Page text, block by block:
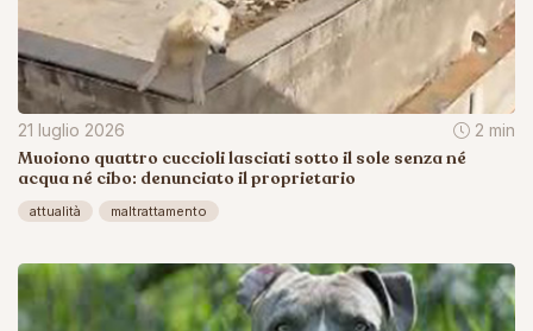
21 luglio 2026 2 min
Muoiono quattro cuccioli lasciati sotto il sole senza né
acqua né cibo: denunciato il proprietario
attualità maltrattamento